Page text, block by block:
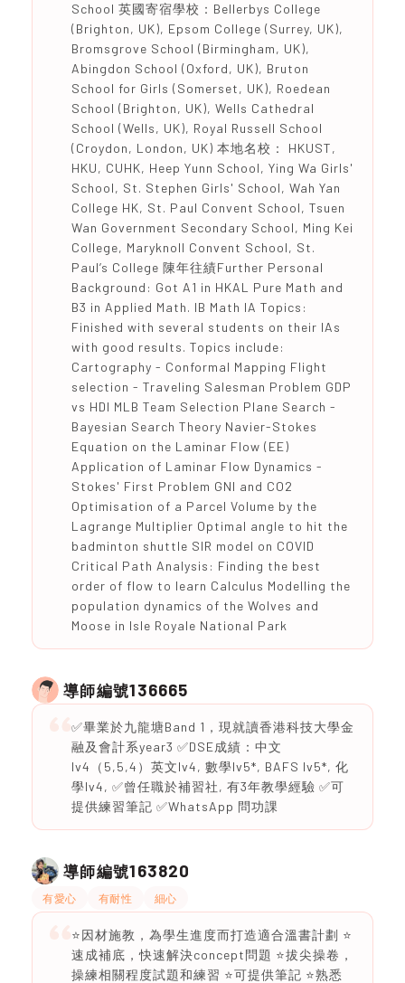
School 英國寄宿學校：Bellerbys College
(Brighton, UK), Epsom College (Surrey, UK),
Bromsgrove School (Birmingham, UK),
Abingdon School (Oxford, UK), Bruton
School for Girls (Somerset, UK), Roedean
School (Brighton, UK), Wells Cathedral
School (Wells, UK), Royal Russell School
(Croydon, London, UK) 本地名校： HKUST,
HKU, CUHK, Heep Yunn School, Ying Wa Girls'
School, St. Stephen Girls' School, Wah Yan
College HK, St. Paul Convent School, Tsuen
Wan Government Secondary School, Ming Kei
College, Maryknoll Convent School, St.
Paul’s College 陳年往績Further Personal
Background: Got A1 in HKAL Pure Math and
B3 in Applied Math. IB Math IA Topics:
Finished with several students on their IAs
with good results. Topics include:
Cartography - Conformal Mapping Flight
selection - Traveling Salesman Problem GDP
vs HDI MLB Team Selection Plane Search -
Bayesian Search Theory Navier-Stokes
Equation on the Laminar Flow (EE)
Application of Laminar Flow Dynamics -
Stokes' First Problem GNI and CO2
Optimisation of a Parcel Volume by the
Lagrange Multiplier Optimal angle to hit the
badminton shuttle SIR model on COVID
Critical Path Analysis: Finding the best
order of flow to learn Calculus Modelling the
population dynamics of the Wolves and
Moose in Isle Royale National Park
導師編號136665
✅畢業於九龍塘Band 1，現就讀香港科技大學金
融及會計系year3 ✅DSE成績：中文
lv4（5,5,4）英文lv4, 數學lv5*, BAFS lv5*, 化
學lv4, ✅曾任職於補習社, 有3年教學經驗 ✅可
提供練習筆記 ✅WhatsApp 問功課
導師編號163820
有愛心 有耐性 細心
⭐️因材施教，為學生進度而打造適合溫書計劃 ⭐️
速成補底，快速解決concept問題 ⭐️拔尖操卷，
操練相關程度試題和練習 ⭐️可提供筆記 ⭐️熟悉